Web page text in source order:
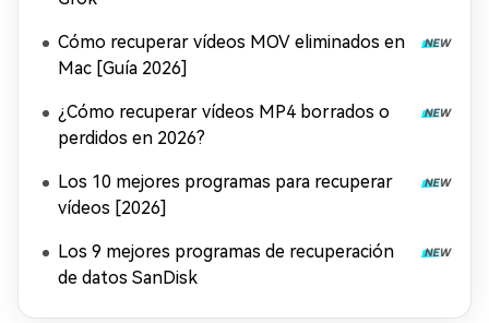
Cómo recuperar vídeos MOV eliminados en
Mac [Guía 2026]
¿Cómo recuperar vídeos MP4 borrados o
perdidos en 2026?
Los 10 mejores programas para recuperar
vídeos [2026]
Los 9 mejores programas de recuperación
de datos SanDisk